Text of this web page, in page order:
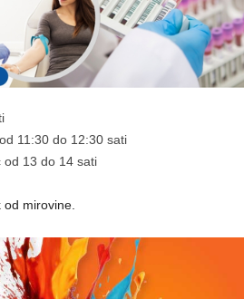
11:30 do 12:30 sati
13 do 14 sati
mirovine.